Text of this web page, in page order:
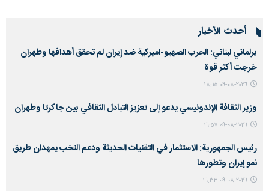
أحدث الأخبار
برلماني لبناني: الحرب الصهیو-امیرکیة ضد إيران لم تحقق أهدافها وطهران
خرجت أكثر قوة
٢٠٢٦-٠٨-٠٩ ١٨:١٥
وزير الثقافة الإندونيسي يدعو إلى تعزيز التبادل الثقافي بين جاكرتا وطهران
٢٠٢٦-٠٨-٠٩ ١٦:٥٧
رئيس الجمهورية: الاستثمار في التقنيات الحديثة ودعم النخب يمهدان طريق
نمو إيران وتطورها
٢٠٢٦-٠٨-٠٩ ١٦:٣٣